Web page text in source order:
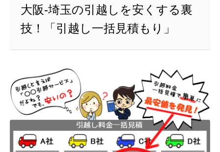
大阪-埼玉の引越しを安くする裏
技！「引越し一括見積もり」